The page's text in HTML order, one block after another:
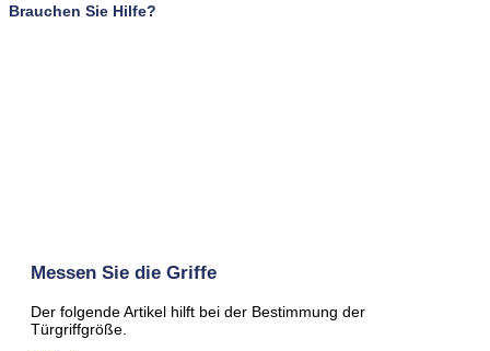
Brauchen Sie Hilfe?
Messen Sie die Griffe
Der folgende Artikel hilft bei der Bestimmung der
Türgriffgröße.